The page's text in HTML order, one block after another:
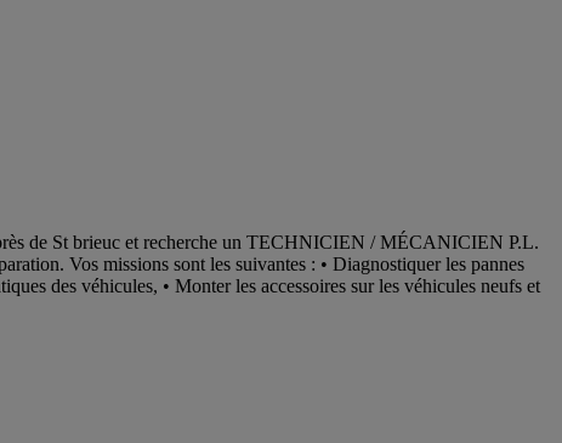
de St brieuc et recherche un TECHNICIEN / MÉCANICIEN P.L.
Vos missions sont les suivantes : • Diagnostiquer les pannes
des véhicules, • Monter les accessoires sur les véhicules neufs et